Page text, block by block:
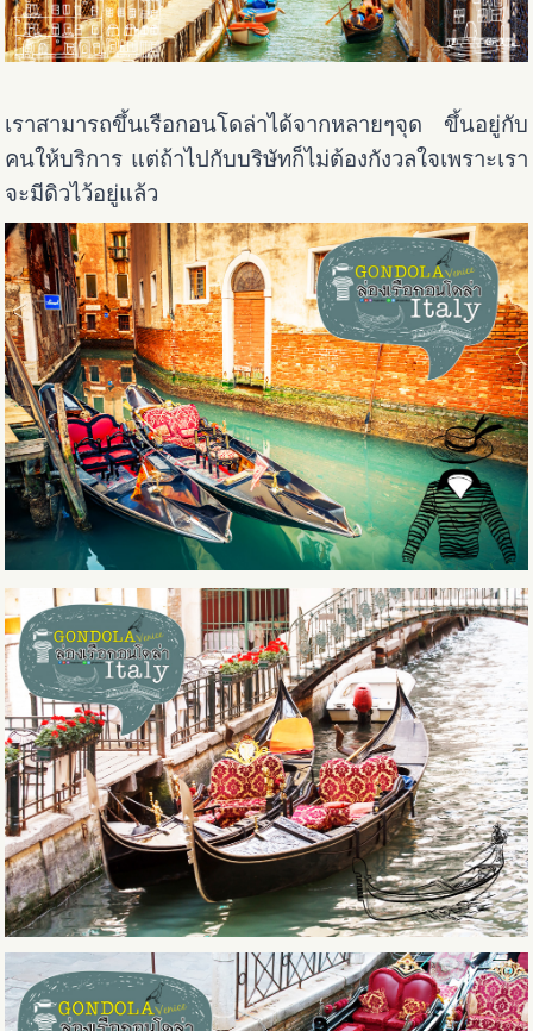
เราสามารถขึ้นเรือกอนโดล่าได้จากหลายๆจุด ขึ้นอยู่กับ
คนให้บริการ แต่ถ้าไปกับบริษัทก็ไม่ต้องกังวลใจเพราะเรา
จะมีดิวไว้อยู่แล้ว